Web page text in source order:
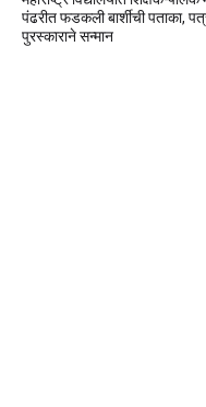
पंढरीत फडकली बार्शीची पताका,
पुरस्काराने सन्मान